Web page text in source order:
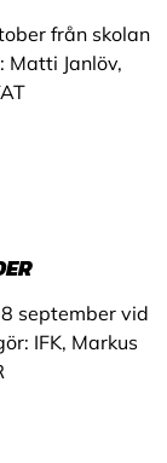
från skolan
Matti Janlöv,
september vid
IFK, Markus